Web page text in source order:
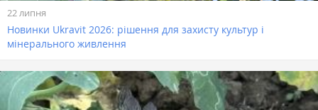
22 липня
Новинки Ukravit 2026: рішення для захисту культур і
мінерального живлення